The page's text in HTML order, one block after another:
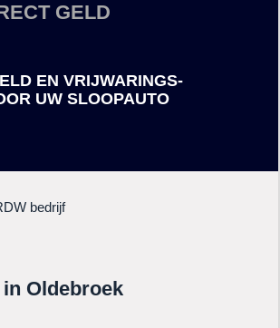
GELD
EN VRIJWARINGS-
UW SLOOPAUTO
Oldebroek